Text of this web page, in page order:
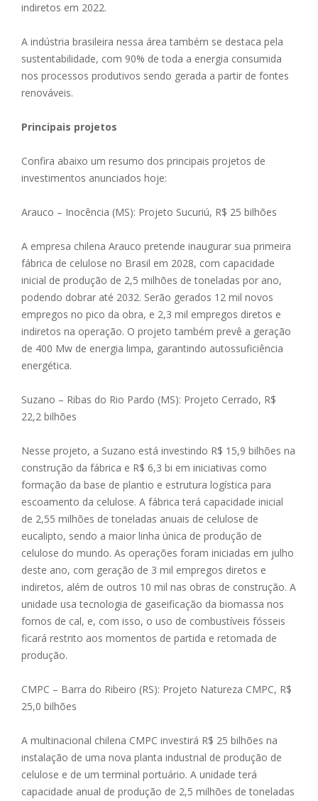
indiretos em 2022.
A indústria brasileira nessa área também se destaca pela
sustentabilidade, com 90% de toda a energia consumida
nos processos produtivos sendo gerada a partir de fontes
renováveis.
Principais projetos
Confira abaixo um resumo dos principais projetos de
investimentos anunciados hoje:
Arauco – Inocência (MS): Projeto Sucuriú, R$ 25 bilhões
A empresa chilena Arauco pretende inaugurar sua primeira
fábrica de celulose no Brasil em 2028, com capacidade
inicial de produção de 2,5 milhões de toneladas por ano,
podendo dobrar até 2032. Serão gerados 12 mil novos
empregos no pico da obra, e 2,3 mil empregos diretos e
indiretos na operação. O projeto também prevê a geração
de 400 Mw de energia limpa, garantindo autossuficiência
energética.
Suzano – Ribas do Rio Pardo (MS): Projeto Cerrado, R$
22,2 bilhões
Nesse projeto, a Suzano está investindo R$ 15,9 bilhões na
construção da fábrica e R$ 6,3 bi em iniciativas como
formação da base de plantio e estrutura logística para
escoamento da celulose. A fábrica terá capacidade inicial
de 2,55 milhões de toneladas anuais de celulose de
eucalipto, sendo a maior linha única de produção de
celulose do mundo. As operações foram iniciadas em julho
deste ano, com geração de 3 mil empregos diretos e
indiretos, além de outros 10 mil nas obras de construção. A
unidade usa tecnologia de gaseificação da biomassa nos
fornos de cal, e, com isso, o uso de combustíveis fósseis
ficará restrito aos momentos de partida e retomada de
produção.
CMPC – Barra do Ribeiro (RS): Projeto Natureza CMPC, R$
25,0 bilhões
A multinacional chilena CMPC investirá R$ 25 bilhões na
instalação de uma nova planta industrial de produção de
celulose e de um terminal portuário. A unidade terá
capacidade anual de produção de 2,5 milhões de toneladas